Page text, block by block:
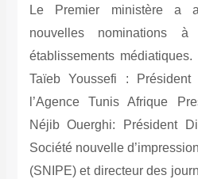
Le Premier ministère a
nouvelles nominations
établissements
Taïeb Youssefi :
l’Agence Tunis Afrique
Néjib Ouerghi: Président
Société nouvelle
(SNIPE) et directeur des